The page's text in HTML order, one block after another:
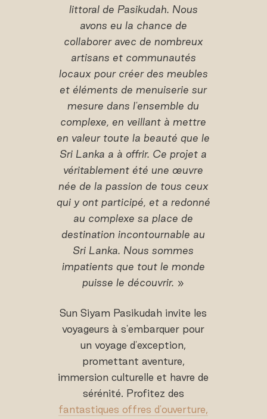
littoral de Pasikudah. Nous
avons eu la chance de
collaborer avec de nombreux
artisans et communautés
locaux pour créer des meubles
et éléments de menuiserie sur
mesure dans l'ensemble du
complexe, en veillant à mettre
en valeur toute la beauté que le
Sri Lanka a à offrir. Ce projet a
véritablement été une œuvre
née de la passion de tous ceux
qui y ont participé, et a redonné
au complexe sa place de
destination incontournable au
Sri Lanka. Nous sommes
impatients que tout le monde
puisse le découvrir. »
Sun Siyam Pasikudah invite les
voyageurs à s'embarquer pour
un voyage d'exception,
promettant aventure,
immersion culturelle et havre de
sérénité. Profitez des
fantastiques offres d'ouverture,